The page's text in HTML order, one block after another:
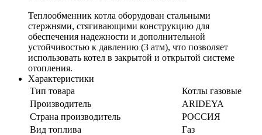
Теплообменник котла оборудован стальными
стержнями, стягивающими конструкцию для
обеспечения надежности и дополнительной
устойчивостью к давлению (3 атм), что позволяет
использовать котел в закрытой и открытой системе
отопления.
Характеристики
Тип товара
Котлы газовые
Производитель
ARIDEYA
Страна производитель
РОССИЯ
Вид топлива
Газ